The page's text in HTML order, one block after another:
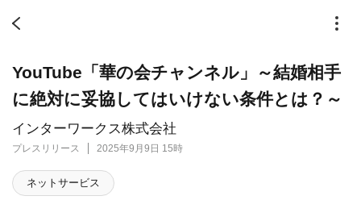
インターワークス株式会社
プレスリリース 2025年9月9日 15時
YouTube「華の会チャンネル」～結婚相手
に絶対に妥協してはいけない条件とは？～
ネットサービス